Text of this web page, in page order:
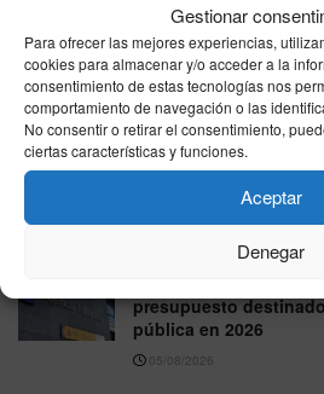
Gestionar
Para ofrecer las mejores experiencias,
cookies para almacenar y/o acceder a la
consentimiento de estas tecnologías nos
comportamiento de navegación o las
No consentir o retirar el consentimiento,
ciertas características y funciones.
Aceptar
Denegar
Nicole Delgado
en directo por la Ley
piense por mí”
05/08/2026
Trabajo atribuye a
regularizadas unas
del paro en julio
presupuesto
pública en 2026
05/08/2026